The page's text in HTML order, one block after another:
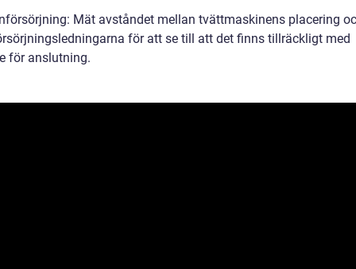
Mät avståndet mellan tvättmaskinens placering
för att se till att det finns tillräckligt med
för anslutning.